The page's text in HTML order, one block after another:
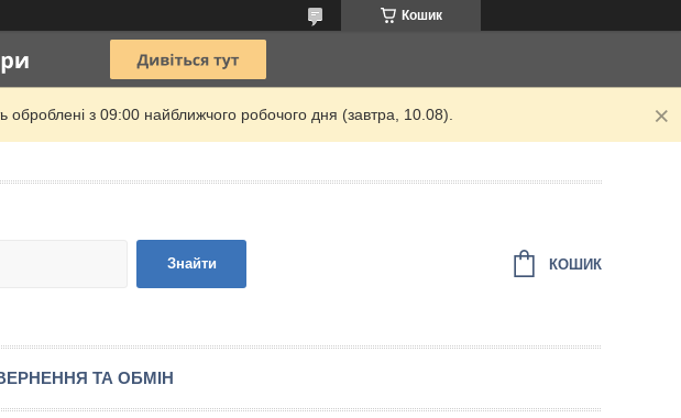
Кошик
з 09:00 найближчого робочого дня (завтра, 10.08).
Знайти КОШИК
ТА ОБМІН